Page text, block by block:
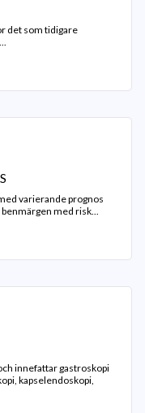
det som tidigare
varierande prognos
med risk...
innefattar gastroskopi
kapselendoskopi,